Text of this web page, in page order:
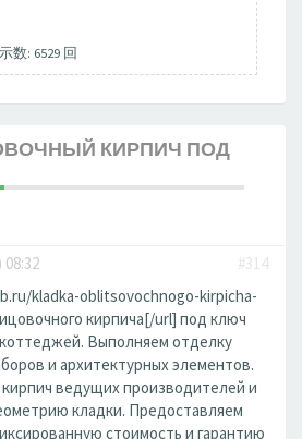
数: 6529 回
КИРПИЧ ПОД
#314
kladka-oblitsovochnogo-kirpicha-
кирпича[/url] под ключ
Выполняем отделку
и архитектурных элементов.
ведущих производителей и
кладки. Предоставляем
стоимость и гарантию